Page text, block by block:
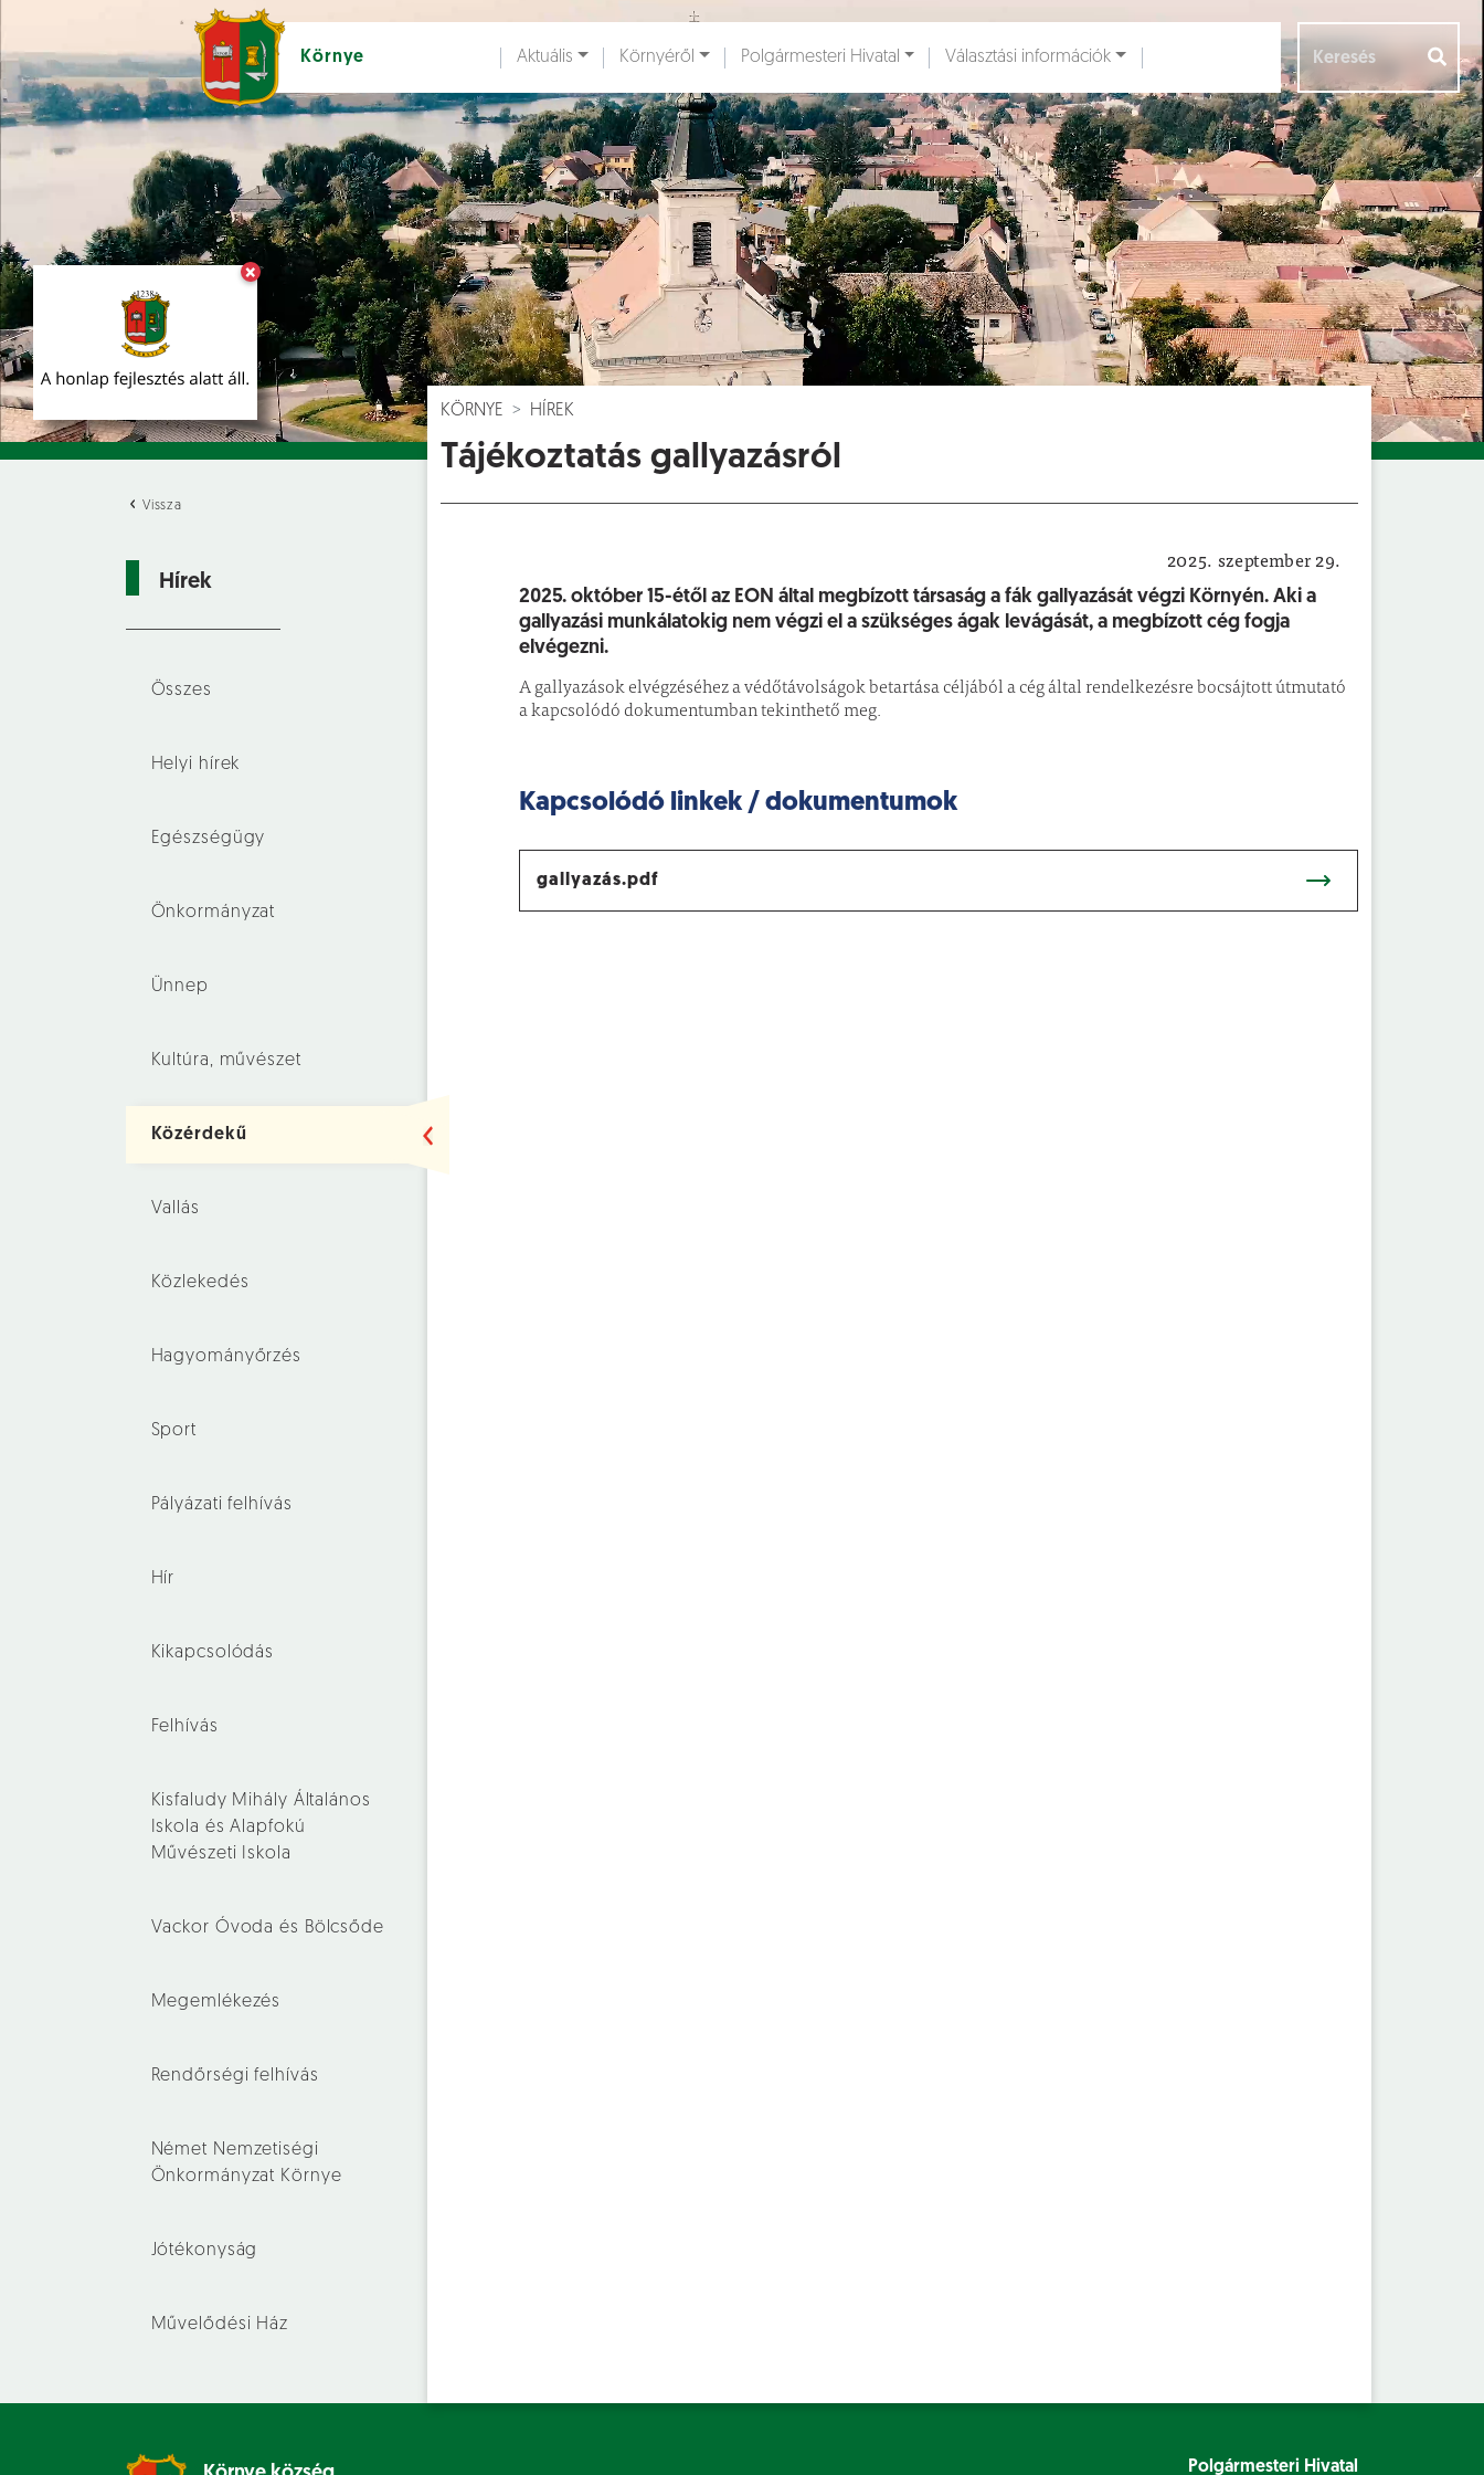
×
Környe
Ugrás a fő tartalomhoz
Aktuális Környéről Polgármesteri Hivatal Választási információk
Vissza
Hírek
Összes
Helyi hírek
Egészségügy
Önkormányzat
Ünnep
Kultúra, művészet
Közérdekű
Vallás
Közlekedés
Hagyományőrzés
Sport
Pályázati felhívás
Hír
Kikapcsolódás
Felhívás
Kisfaludy Mihály Általános
Iskola és Alapfokú
Művészeti Iskola
Vackor Óvoda és Bölcsőde
Megemlékezés
Rendőrségi felhívás
Német Nemzetiségi
Önkormányzat Környe
Jótékonyság
Művelődési Ház
KÖRNYE HÍREK
Tájékoztatás gallyazásról
Közérdekű
2025. szeptember 29.
2025. október 15-étől az EON által megbízott társaság a fák gallyazását végzi Környén. Aki a
gallyazási munkálatokig nem végzi el a szükséges ágak levágását, a megbízott cég fogja
elvégezni.
A gallyazások elvégzéséhez a védőtávolságok betartása céljából a cég által rendelkezésre bocsájtott útmutató
a kapcsolódó dokumentumban tekinthető meg.
Kapcsolódó linkek / dokumentumok
gallyazás.pdf
Polgármesteri Hivatal
Hírek [ Események [] Dokumentumok [] Aloldalak []